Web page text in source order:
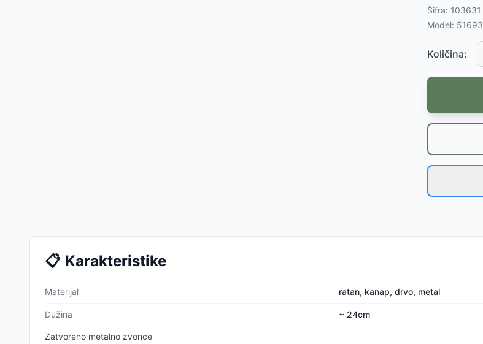
Šifra: 103631
Model: 51693
Količina:
📋 Karakteristike
Materijal ratan, kanap, drvo, metal
Dužina ~ 24cm
Zatvoreno metalno zvonce